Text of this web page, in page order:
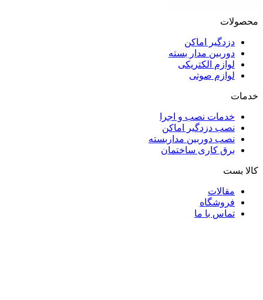
محصولات
دزدگیر اماکن
دوربین مدار بسته
لوازم الکتریکی
لوازم صوتی
خدمات
خدمات نصب و اجرا
نصب دزدگیر اماکن
نصب دوربین مداربسته
برق کاری ساختمان
کالا بست
مقالات
فروشگاه
تماس با ما